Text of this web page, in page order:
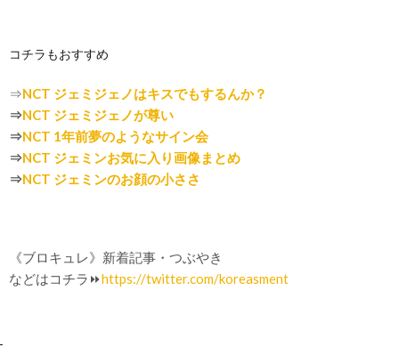
コチラもおすすめ
⇒NCT ジェミジェノはキスでもするんか？
⇒NCT ジェミジェノが尊い
⇒NCT 1年前夢のようなサイン会
⇒NCT ジェミンお気に入り画像まとめ
⇒NCT ジェミンのお顔の小ささ
《ブロキュレ》新着記事・つぶやき
などはコチラ⏩https://twitter.com/koreasment